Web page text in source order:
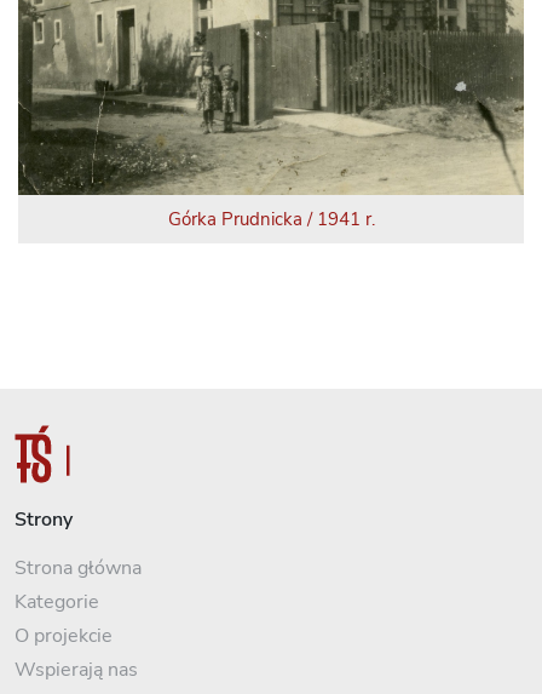
Górka Prudnicka / 1941 r.
Strony
Strona główna
Kategorie
O projekcie
Wspierają nas